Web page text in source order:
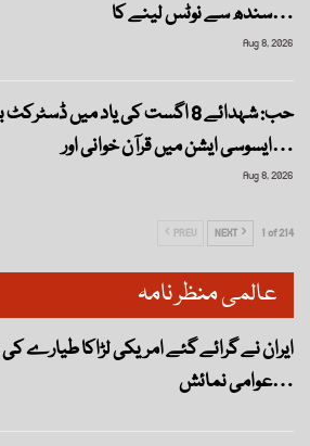
سندھ سے نوٹس لینے کا…
Aug 8, 2026
حب: شہدائے 8 اگست کی یاد میں ڈسٹرکٹ
ایسوسی ایشن میں قرآن خوانی اور…
Aug 8, 2026
PREV NEXT 1 of 214
عالمی منظر نامہ
ایران نے گرائے گئے امریکی لڑاکا طیارے
عوامی نمائش…